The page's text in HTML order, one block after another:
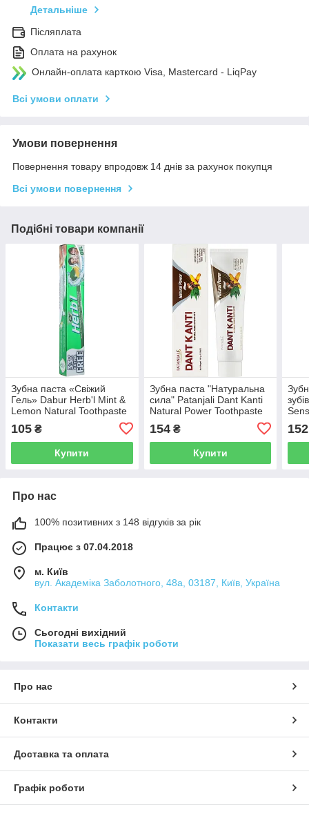
Детальніше
Післяплата
Оплата на рахунок
Онлайн-оплата карткою Visa, Mastercard - LiqPay
Всі умови оплати
Умови повернення
Повернення товару впродовж 14 днів за рахунок покупця
Всі умови повернення
Подібні товари компанії
Зубна паста «Свіжий
Гель» Dabur Herb'l Mint &
Lemon Natural Toothpaste
105 ₴
Купити
Зубна паста "Натуральна
сила" Patanjali Dant Kanti
Natural Power Toothpaste
154₴
Купити
152
Про нас
100% позитивних з 148 відгуків за рік
Працює з 07.04.2018
м. Київ
вул. Академіка Заболотного, 48а, 03187, Київ, Україна
Контакти
Сьогодні вихідний
Показати весь графік роботи
Про нас
Контакти
Доставка та оплата
Графік роботи